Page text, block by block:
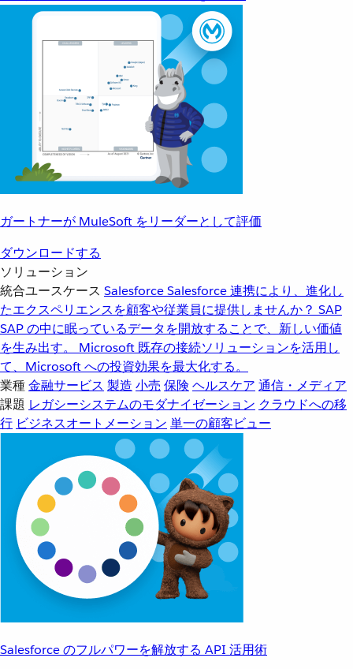
ガートナーが MuleSoft をリーダーとして評価
ダウンロードする
ソリューション
統合ユースケース SalesforceSalesforce 連携により、進化し
たエクスペリエンスを顧客や従業員に提供しませんか？ SAP
SAP の中に眠っているデータを開放することで、新しい価値
を生み出す。
Microsoft 既存の接続ソリューションを活用し
て、Microsoft への投資効果を最大化する。
業種金融サービス 製造 小売 保険 ヘルスケア 通信・メディア
課題 レガシーシステムのモダナイゼーション クラウドへの移
行 ビジネスオートメーション 単一の顧客ビュー
Salesforce のフルパワーを解放する API 活用術